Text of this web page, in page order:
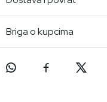
Briga o kupcima